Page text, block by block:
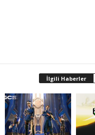
İlgili Haberler